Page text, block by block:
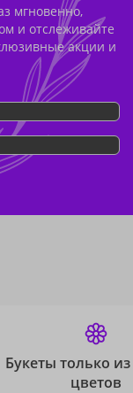
мгновенно,
и отслеживайте
акции и
Букеты только
цветов